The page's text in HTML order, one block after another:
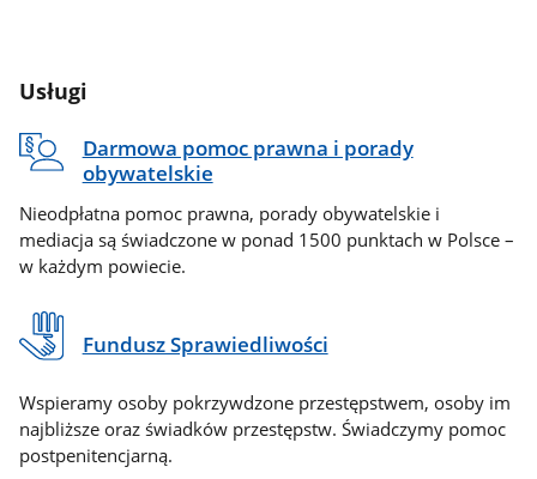
Usługi
Darmowa pomoc prawna i porady
obywatelskie
Nieodpłatna pomoc prawna, porady obywatelskie i
mediacja są świadczone w ponad 1500 punktach w Polsce –
w każdym powiecie.
Fundusz Sprawiedliwości
Wspieramy osoby pokrzywdzone przestępstwem, osoby im
najbliższe oraz świadków przestępstw. Świadczymy pomoc
postpenitencjarną.